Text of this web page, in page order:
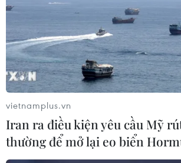
vietnamplus.vn
Iran ra điều kiện yêu cầu Mỹ
thường để mở lại eo biển